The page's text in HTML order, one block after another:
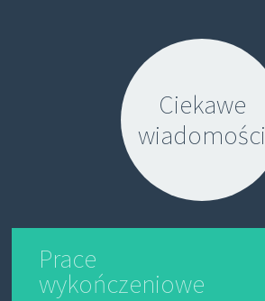
Ciekawe
wiadomości
Prace
wykończeniowe